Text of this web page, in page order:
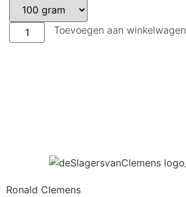
Toevoegen aan winkelwagen
Ronald Clemens